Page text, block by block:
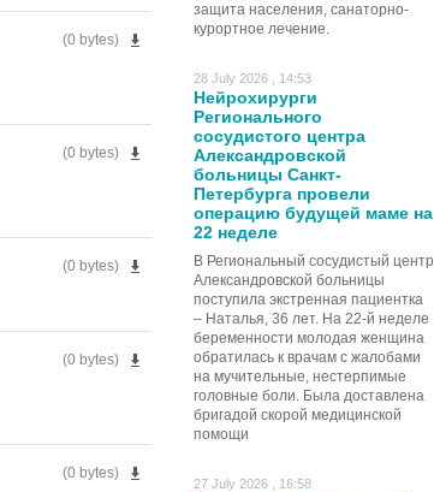
защита населения, санаторно-
курортное лечение.
28 July 2026 , 14:53
Нейрохирурги
Регионального
сосудистого центра
Александровской
больницы Санкт-
Петербурга провели
операцию будущей маме на
22 неделе
В Региональный сосудистый центр
Александровской больницы
поступила экстренная пациентка
– Наталья, 36 лет. На 22-й неделе
беременности молодая женщина
обратилась к врачам с жалобами
на мучительные, нестерпимые
головные боли. Была доставлена
бригадой скорой медицинской
помощи
27 July 2026 , 16:58
(0 bytes)
(0 bytes)
(0 bytes)
(0 bytes)
(0 bytes)